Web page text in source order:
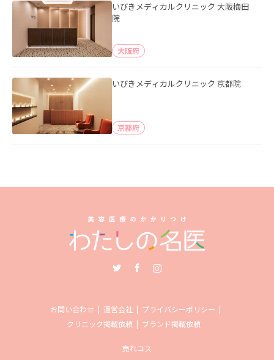
いびきメディカルクリニック 大阪梅田
院
大阪府
いびきメディカルクリニック 京都院
京都府
お問い合わせ 運営会社
プライバシーポリシー
クリニック掲載依頼
ブランド掲載依頼
売れコス